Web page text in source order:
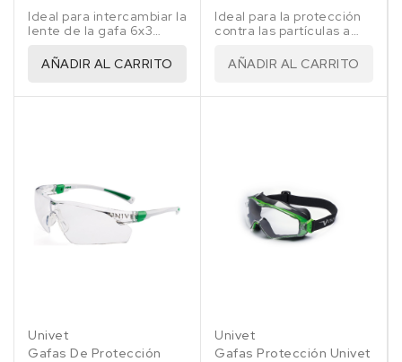
Ideal para intercambiar la
lente de la gafa 6x3
AÑADIR AL CARRITO
Ideal para la protección
contra las partículas a
energía. Protección
contra las partículas A.V.,
AÑADIR AL CARRITO
Univet
Gafas De Protección
Univet
Gafas Protección Univet